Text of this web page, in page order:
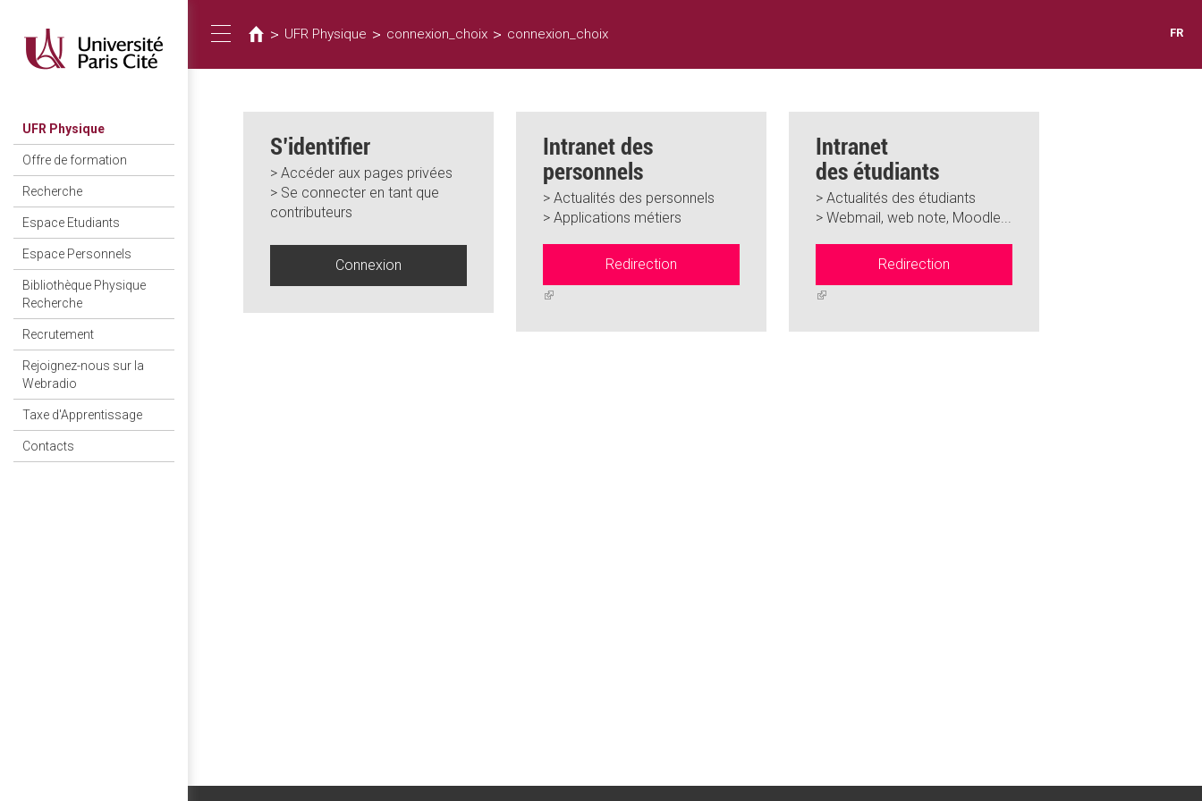
contenu
principal
UFR Physique
Offre de formation
Recherche
Espace Etudiants
Espace Personnels
Bibliothèque Physique
Recherche
Recrutement
Rejoignez-nous sur la
Webradio
Taxe d'Apprentissage
Contacts
Toggle
navigation
êtes
ici
> UFR Physique > connexion_choix > connexion_choix FR
S’identifier
> Accéder aux pages privées
> Se connecter en tant que
contributeurs
Connexion
Intranet des
personnels
> Actualités des personnels
> Applications métiers
Redirection
(link
external)
Intranet
des étudiants
> Actualités des étudiants
> Webmail, web note, Moodle...
Redirection
(link
external)